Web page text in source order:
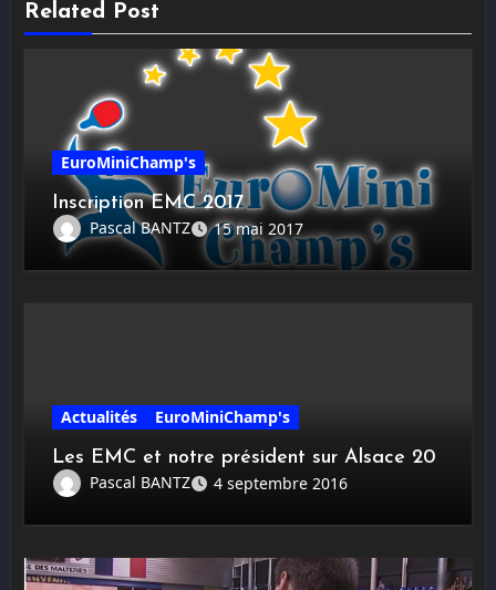
Related Post
EuroMiniChamp's
Inscription EMC 2017
Pascal BANTZ
15 mai 2017
Actualités
EuroMiniChamp's
Les EMC et notre président sur Alsace 20
Pascal BANTZ
4 septembre 2016